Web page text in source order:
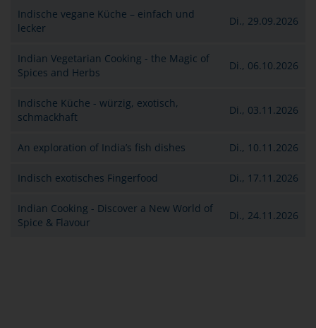
Indische vegane Küche – einfach und
lecker
Di., 29.09.2026
Indian Vegetarian Cooking - the Magic of
Spices and Herbs
Di., 06.10.2026
Indische Küche - würzig, exotisch,
schmackhaft
Di., 03.11.2026
An exploration of India’s fish dishes Di., 10.11.2026
Indisch exotisches Fingerfood Di., 17.11.2026
Indian Cooking - Discover a New World of
Spice & Flavour
Di., 24.11.2026